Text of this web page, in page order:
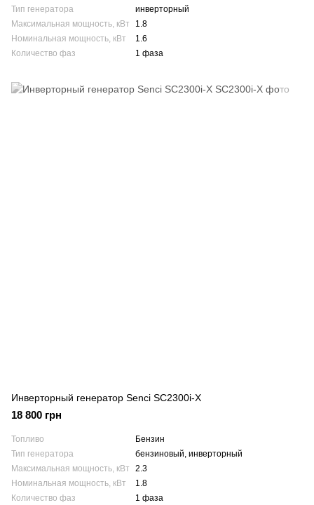
Тип генератора
инверторный
Максимальная мощность, кВт
1.8
Номинальная мощность, кВт
1.6
Количество фаз
1 фаза
Инверторный генератор Senci SC2300i-X
18 800 грн
Топливо
Бензин
Тип генератора
бензиновый, инверторный
Максимальная мощность, кВт
2.3
Номинальная мощность, кВт
1.8
Количество фаз
1 фаза